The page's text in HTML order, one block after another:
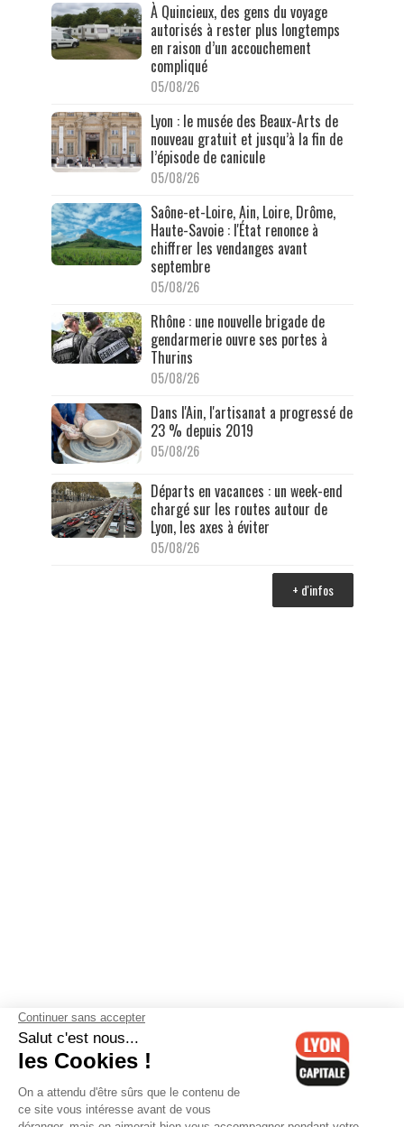
À Quincieux, des gens du voyage
autorisés à rester plus longtemps
en raison d’un accouchement
compliqué
05/08/26
Lyon : le musée des Beaux-Arts de
nouveau gratuit et jusqu’à la fin de
l’épisode de canicule
05/08/26
Saône-et-Loire, Ain, Loire, Drôme,
Haute-Savoie : l'État renonce à
chiffrer les vendanges avant
septembre
05/08/26
Rhône : une nouvelle brigade de
gendarmerie ouvre ses portes à
Thurins
05/08/26
Dans l'Ain, l'artisanat a progressé de
23 % depuis 2019
05/08/26
Départs en vacances : un week-end
chargé sur les routes autour de
Lyon, les axes à éviter
05/08/26
+ d'infos